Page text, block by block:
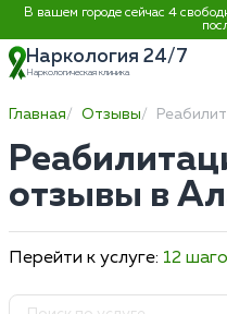
В вашем городе сейчас 4
Наркология 24/7
Наркологическая клиника
Главная Отзывы
отзывы в
Перейти к услуге: 12